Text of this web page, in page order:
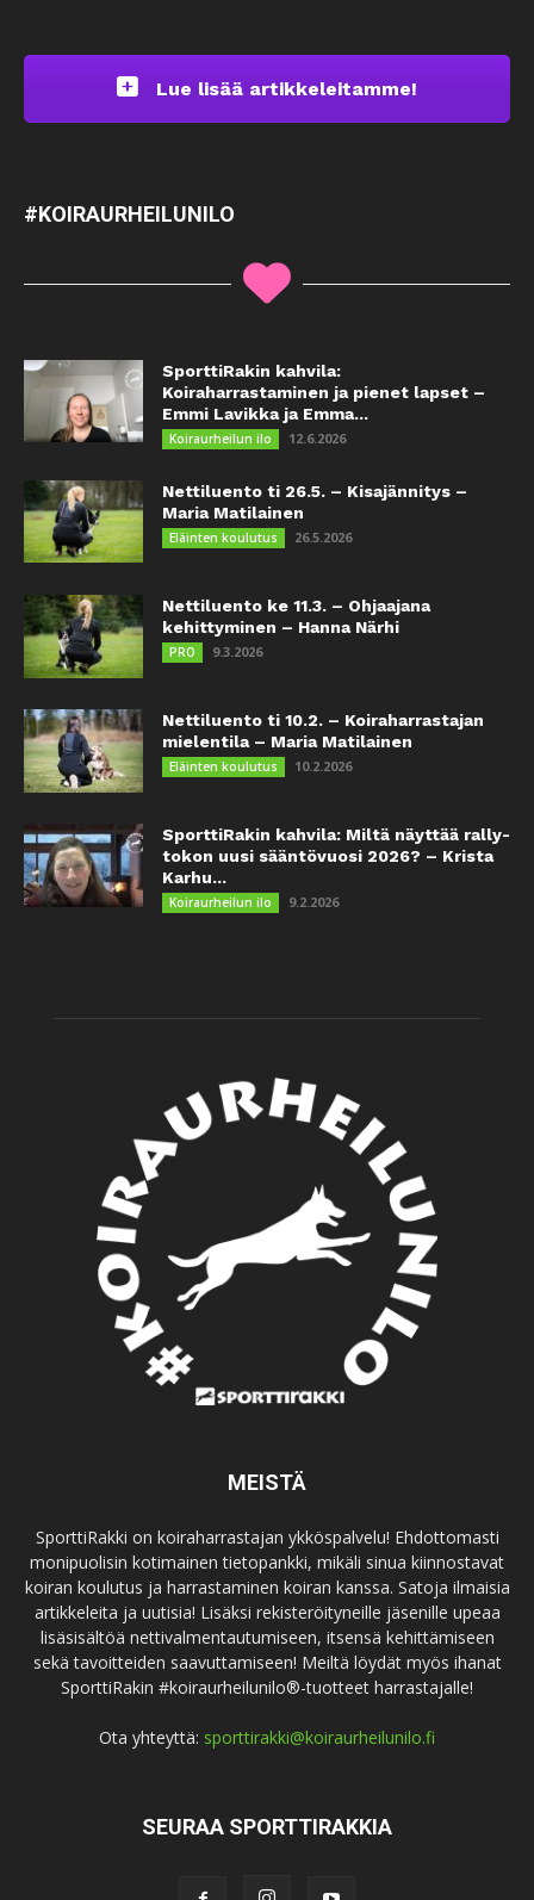
Lue lisää artikkeleitamme!
#KOIRAURHEILUNILO
SporttiRakin kahvila:
Koiraharrastaminen ja pienet lapset –
Emmi Lavikka ja Emma...
Koiraurheilun ilo 12.6.2026
Nettiluento ti 26.5. – Kisajännitys –
Maria Matilainen
Eläinten koulutus 26.5.2026
Nettiluento ke 11.3. – Ohjaajana
kehittyminen – Hanna Närhi
PRO 9.3.2026
Nettiluento ti 10.2. – Koiraharrastajan
mielentila – Maria Matilainen
Eläinten koulutus 10.2.2026
SporttiRakin kahvila: Miltä näyttää rally-
tokon uusi sääntövuosi 2026? – Krista
Karhu...
Koiraurheilun ilo 9.2.2026
MEISTÄ
SporttiRakki on koiraharrastajan ykköspalvelu! Ehdottomasti
monipuolisin kotimainen tietopankki, mikäli sinua kiinnostavat
koiran koulutus ja harrastaminen koiran kanssa. Satoja ilmaisia
artikkeleita ja uutisia! Lisäksi rekisteröityneille jäsenille upeaa
lisäsisältöä nettivalmentautumiseen, itsensä kehittämiseen
sekä tavoitteiden saavuttamiseen! Meiltä löydät myös ihanat
SporttiRakin #koiraurheilunilo®-tuotteet harrastajalle!
Ota yhteyttä: sporttirakki@koiraurheilunilo.fi
SEURAA SPORTTIRAKKIA